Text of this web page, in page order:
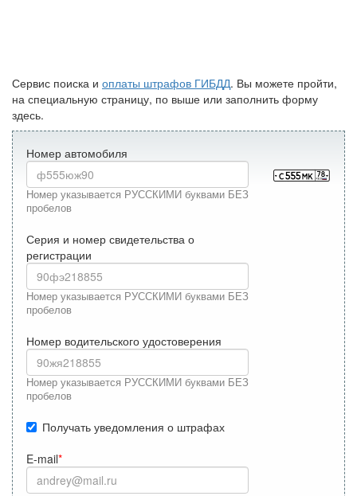
Сервис поиска и оплаты штрафов ГИБДД. Вы можете пройти,
на специальную страницу, по выше или заполнить форму
здесь.
Номер автомобиля
Номер указывается РУССКИМИ буквами БЕЗ
пробелов
Серия и номер свидетельства о
регистрации
Номер указывается РУССКИМИ буквами БЕЗ
пробелов
Номер водительского удостоверения
Номер указывается РУССКИМИ буквами БЕЗ
пробелов
Получать уведомления о штрафах
E-mail